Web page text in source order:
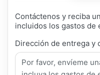
Contáctenos y reciba
incluidos los gastos de
Dirección de entrega y